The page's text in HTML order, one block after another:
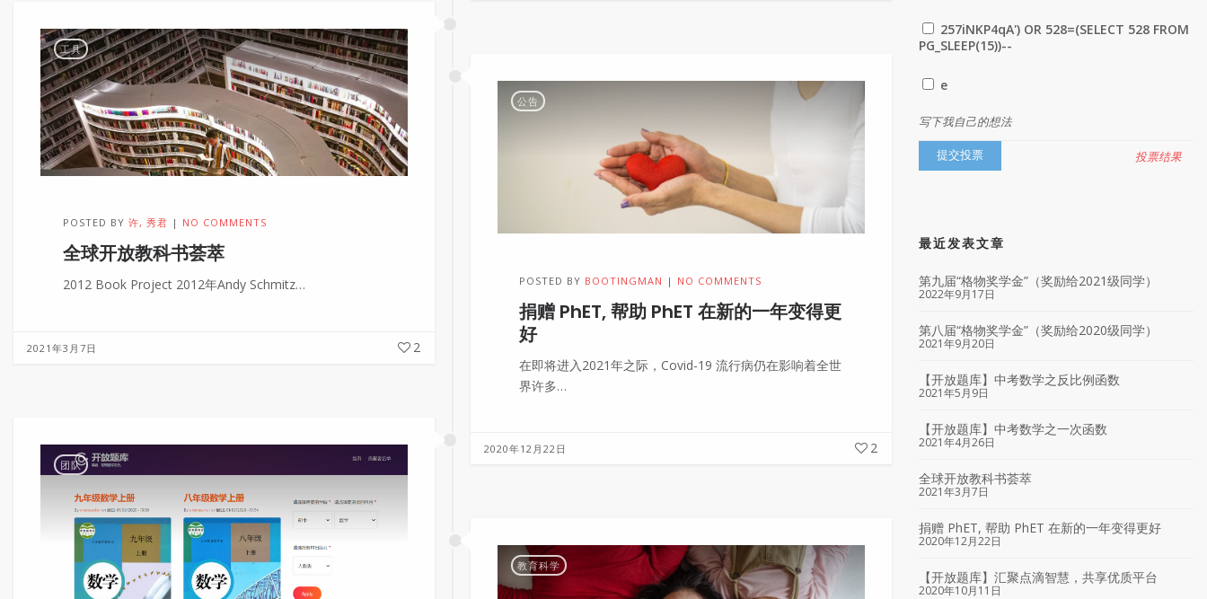
工具
POSTED BY 许, 秀君 NO COMMENTS
全球开放教科书荟萃
2012 Book Project 2012年Andy Schmitz…
2021年3月7日 2
公告
POSTED BY BOOTINGMAN NO COMMENTS
捐赠 PhET, 帮助 PhET 在新的一年变得更
好
在即将进入2021年之际，Covid-19 流行病仍在影响着全世
界许多…
2020年12月22日 2
团队
教育科学
257iNKP4qA') OR 528=(SELECT 528 FROM
PG_SLEEP(15))--
e
写下我自己的想法
投票结果
最近发表文章
第九届“格物奖学金”（奖励给2021级同学）
2022年9月17日
第八届“格物奖学金”（奖励给2020级同学）
2021年9月20日
【开放题库】中考数学之反比例函数
2021年5月9日
【开放题库】中考数学之一次函数
2021年4月26日
全球开放教科书荟萃
2021年3月7日
捐赠 PhET, 帮助 PhET 在新的一年变得更好
2020年12月22日
【开放题库】汇聚点滴智慧，共享优质平台
2020年10月11日